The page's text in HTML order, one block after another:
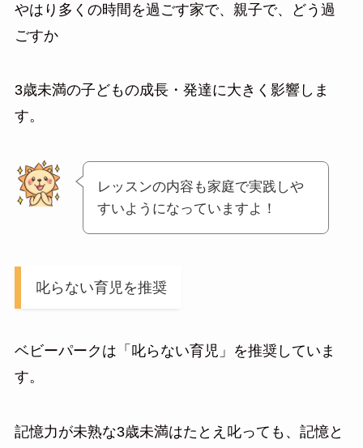
やはり多くの時間を過ごす家で、親子で、どう過
ごすか
3歳未満の子どもの成長・発達に大きく影響しま
す。
レッスンの内容も家庭で実践しや
すいようになっていますよ！
叱らない育児を推奨
ベビーパークは「叱らない育児」を推奨していま
す。
記憶力が未熟な3歳未満はたとえ叱っても、記憶と